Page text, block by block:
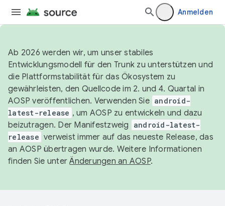
Anmelden
Ab 2026 werden wir, um unser stabiles
Entwicklungsmodell für den Trunk zu unterstützen und
die Plattformstabilität für das Ökosystem zu
gewährleisten, den Quellcode im 2. und 4. Quartal in
AOSP veröffentlichen. Verwenden Sie android-
latest-release , um AOSP zu entwickeln und dazu
beizutragen. Der Manifestzweig
android-latest-
release verweist immer auf das neueste Release, das
an AOSP übertragen wurde. Weitere Informationen
finden Sie unterÄnderungen an AOSP.